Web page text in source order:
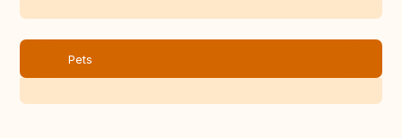
Pets